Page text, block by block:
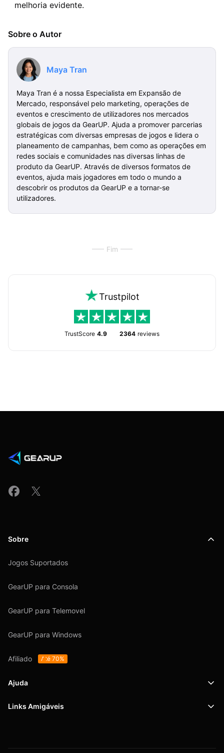
melhoria evidente.
Sobre o Autor
Maya Tran
Maya Tran é a nossa Especialista em Expansão de
Mercado, responsável pelo marketing, operações de
eventos e crescimento de utilizadores nos mercados
globais de jogos da GearUP. Ajuda a promover parcerias
estratégicas com diversas empresas de jogos e lidera o
planeamento de campanhas, bem como as operações em
redes sociais e comunidades nas diversas linhas de
produto da GearUP. Através de diversos formatos de
eventos, ajuda mais jogadores em todo o mundo a
descobrir os produtos da GearUP e a tornar-se
utilizadores.
Fim
Trustpilot
TrustScore 4.9 2364 reviews
Sobre
Jogos Suportados
GearUP para Consola
GearUP para Telemovel
GearUP para Windows
Afiliado Até 70%
Ajuda
Suporte
Links Amigáveis